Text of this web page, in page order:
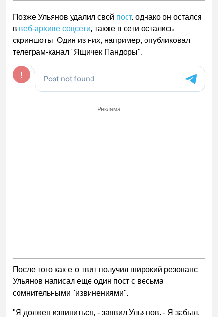
Позже Ульянов удалил свой пост, однако он остался
в веб-архиве соцсети, также в сети остались
скриншоты. Один из них, например, опубликовал
телеграм-канал "Ящичек Пандоры".
Реклама
После того как его твит получил широкий резонанс
Ульянов написал еще один пост с весьма
сомнительными "извинениями".
"Я должен извиниться, - заявил Ульянов. - Я забыл,